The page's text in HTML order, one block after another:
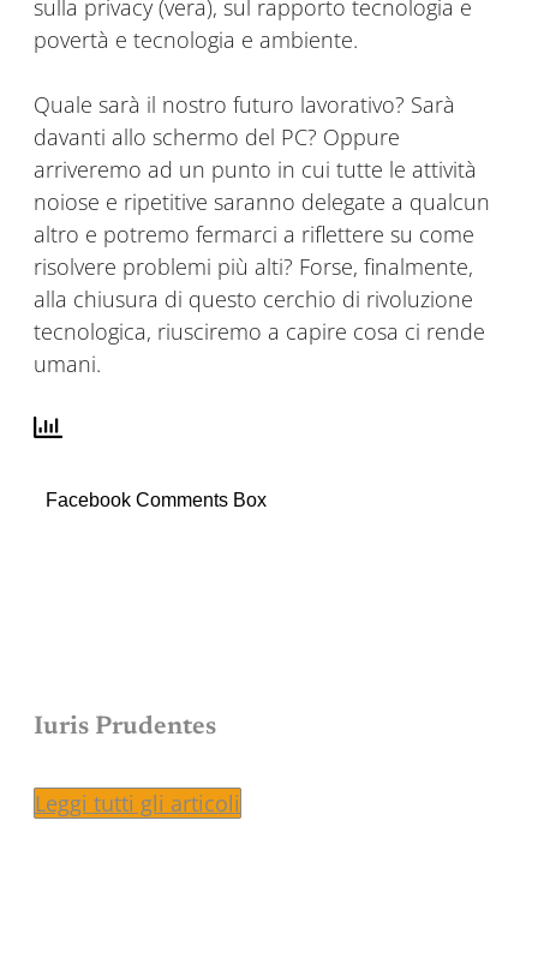
sulla privacy (vera), sul rapporto tecnologia e
povertà e tecnologia e ambiente.
Quale sarà il nostro futuro lavorativo? Sarà
davanti allo schermo del PC? Oppure
arriveremo ad un punto in cui tutte le attività
noiose e ripetitive saranno delegate a qualcun
altro e potremo fermarci a riflettere su come
risolvere problemi più alti? Forse, finalmente,
alla chiusura di questo cerchio di rivoluzione
tecnologica, riusciremo a capire cosa ci rende
umani.
Facebook Comments Box
Iuris Prudentes
Leggi tutti gli articoli